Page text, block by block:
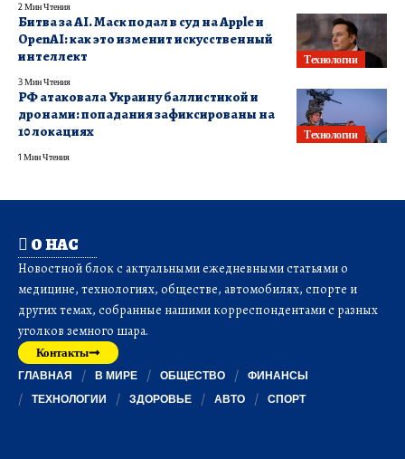
2 Мин Чтения
Технологии
Битва за AI. Маск подал в суд на Apple и
OpenAI: как это изменит искусственный
интеллект
3 Мин Чтения
Технологии
РФ атаковала Украину баллистикой и
дронами: попадания зафиксированы на
10 локациях
1 Мин Чтения
О НАС
Новостной блок с актуальными ежедневными статьями о
медицине, технологиях, обществе, автомобилях, спорте и
других темах, собранные нашими корреспондентами с разных
уголков земного шара.
Контакты
ГЛАВНАЯ В МИРЕ ОБЩЕСТВО
ФИНАНСЫ
ТЕХНОЛОГИИ
ЗДОРОВЬЕ АВТО СПОРТ